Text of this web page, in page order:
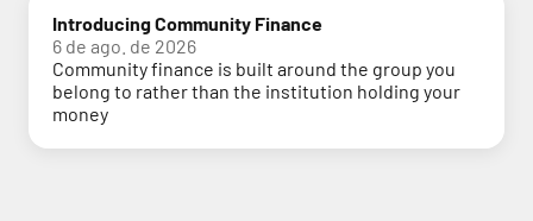
Introducing Community Finance
6 de ago. de 2026
Community finance is built around the group you
belong to rather than the institution holding your
money